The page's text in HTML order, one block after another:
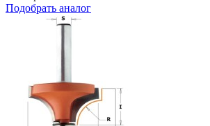
Подобрать аналог